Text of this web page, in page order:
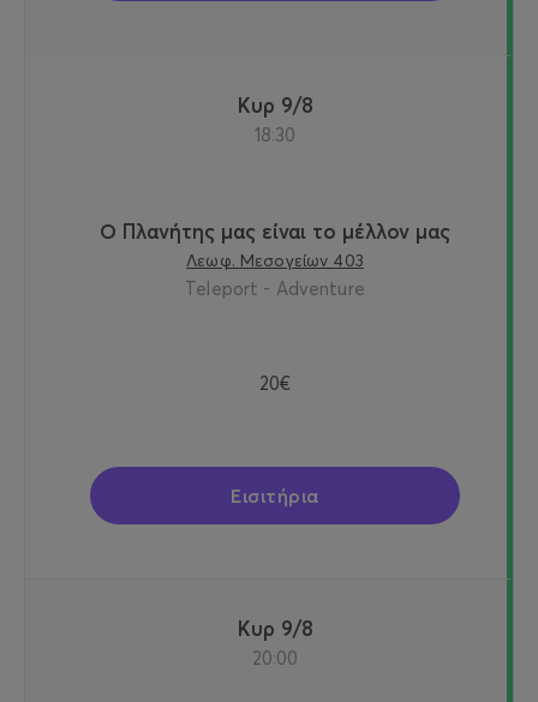
Κυρ 9/8
18:30
Ο Πλανήτης μας είναι το μέλλον μας
Λεωφ. Μεσογείων 403
Teleport - Adventure
20€
Εισιτήρια
Κυρ 9/8
20:00